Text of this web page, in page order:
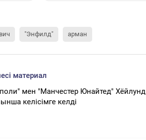
"Энфилд" арман
материал
мен "Манчестер Юнайтед" Хёйлунд
келісімге келді